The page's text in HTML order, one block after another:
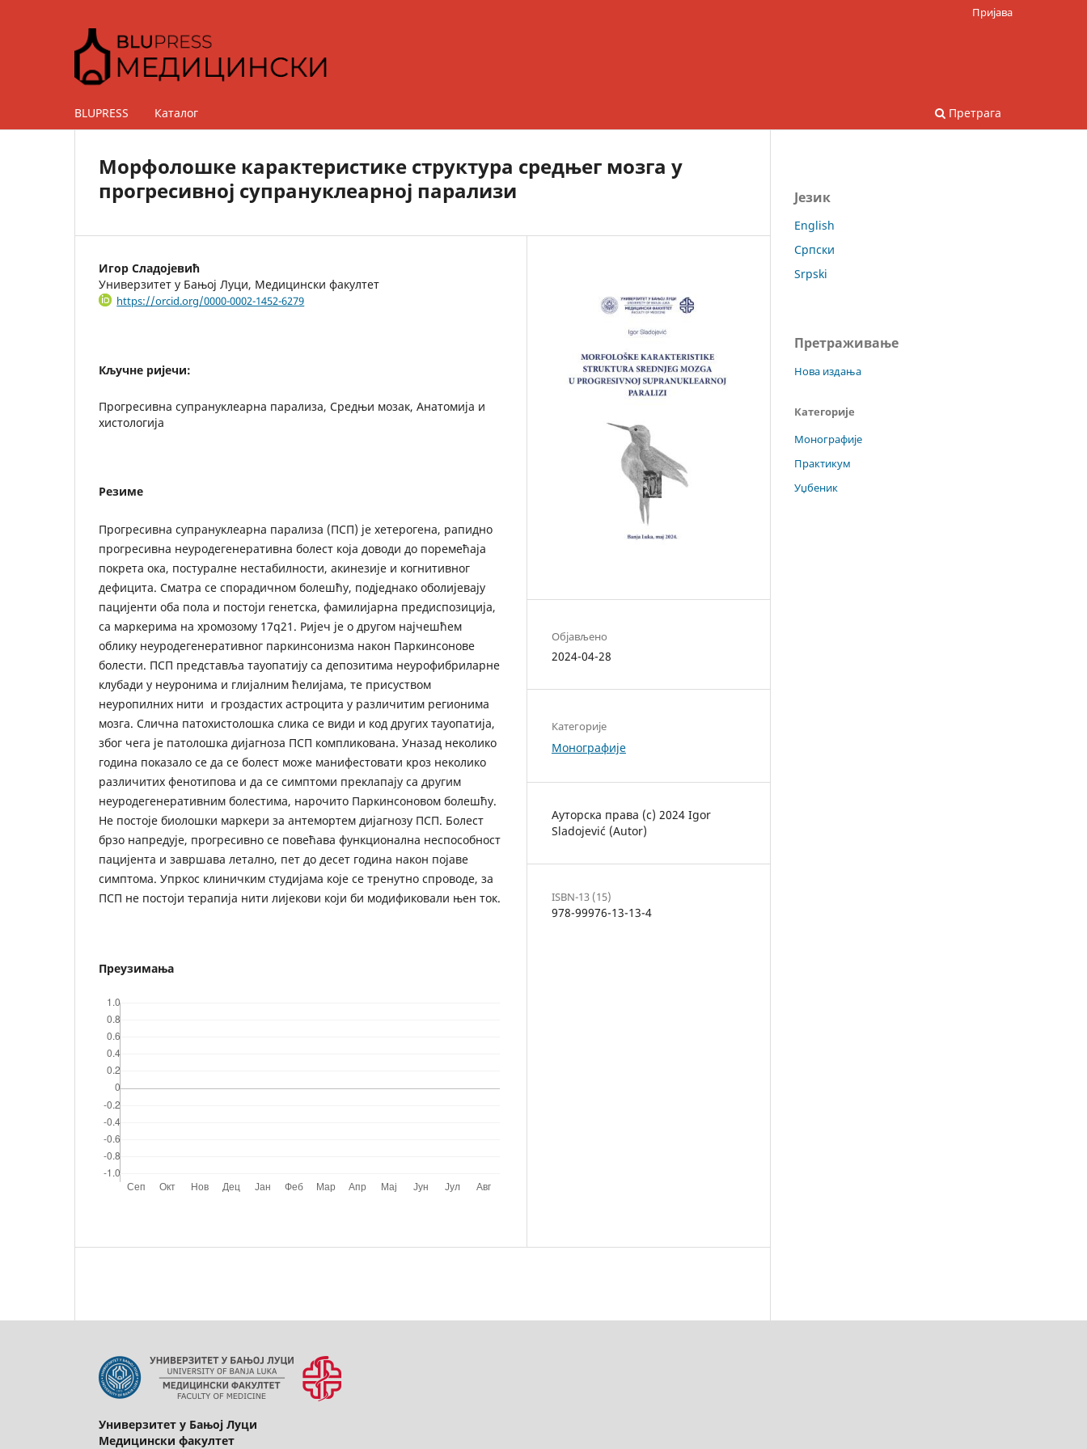
BLUPRESS Каталог Претрага
Пријава
Морфолошке карактеристике структура средњег мозга у
прогресивној супрануклеарној парализи
Игор Сладојевић
Универзитет у Бањој Луци, Медицински факултет
https://orcid.org/0000-0002-1452-6279
Кључне ријечи:
Прогресивна супрануклеарна парализа, Средњи мозак, Анатомија и
хистологија
Резиме
Прогресивна супрануклеарна парализа (ПСП) је хетерогена, рапидно
прогресивна неуродегенеративна болест која доводи до поремећаја
покрета ока, постуралне нестабилности, акинезије и когнитивног
дефицита. Сматра се спорадичном болешћу, подједнако оболијевају
пацијенти оба пола и постоји генетска, фамилијарна предиспозиција,
са маркерима на хромозому 17q21. Ријеч је о другом најчешћем
облику неуродегенеративног паркинсонизма након Паркинсонове
болести. ПСП представља тауопатију са депозитима неурофибриларне
клубади у неуронима и глијалним ћелијама, те присуством
неуропилних нити и гроздастих астроцита у различитим регионима
мозга. Слична патохистолошка слика се види и код других тауопатија,
због чега је патолошка дијагноза ПСП компликована. Уназад неколико
година показало се да се болест може манифестовати кроз неколико
различитих фенотипова и да се симптоми преклапају са другим
неуродегенеративним болестима, нарочито Паркинсоновом болешћу.
Не постоје биолошки маркери за антемортем дијагнозу ПСП. Болест
брзо напредује, прогресивно се повећава функционална неспособност
пацијента и завршава летално, пет до десет година након појаве
симптома. Упркос клиничким студијама које се тренутно спроводе, за
ПСП не постоји терапија нити лијекови који би модификовали њен ток.
Преузимања
Објављено
2024-04-28
Категорије
Монографије
Ауторска права (c) 2024 Igor
Sladojević (Autor)
ISBN-13 (15)
978-99976-13-13-4
Језик
English
Српски
Srpski
Претраживање
Нова издања
Категорије
Монографије
Практикум
Уџбеник
Универзитет у Бањој Луци
Медицински факултет